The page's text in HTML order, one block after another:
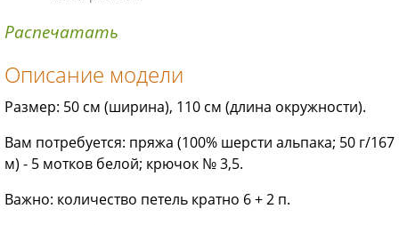
Распечатать
Описание модели
Размер: 50 см (ширина), 110 см (длина окружности).
Вам потребуется: пряжа (100% шерсти альпака; 50 г/167
м) - 5 мотков белой; крючок № 3,5.
Важно: количество петель кратно 6 + 2 п.